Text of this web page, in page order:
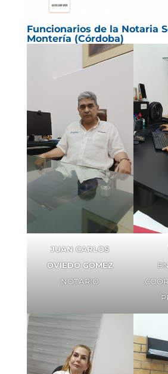
Funcionarios de la Notaria
Montería (Córdoba)
JUAN CARLOS
OVIEDO GOMEZ
NOTARIO